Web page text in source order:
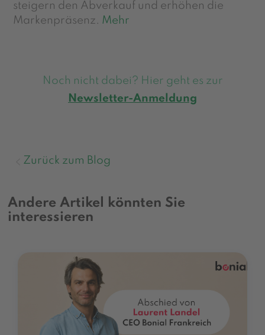
steigern den Abverkauf und erhöhen die
Markenpräsenz. Mehr
Noch nicht dabei? Hier geht es zur
Newsletter-Anmeldung
Zurück zum Blog
Andere Artikel könnten Sie
interessieren